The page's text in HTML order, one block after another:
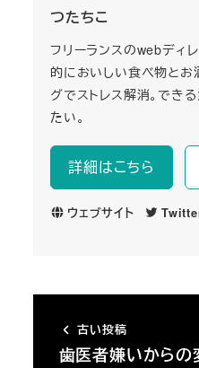
つたちこ
フリーランスのwebディ
的においしい食べ物とお
グでストレス解消。でき
たい。
詳細はこちら
ウェブサイト
古い投稿
歯医者嫌いからの